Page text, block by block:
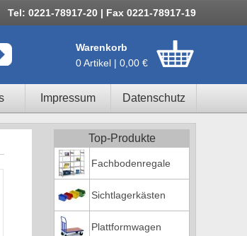
Tel: 0221-78917-20 | Fax 0221-78917-19
Warenkorb
0 Artikel | 0,00 €
Impressum Datenschutz
Top-Produkte
Fachbodenregale
Sichtlagerkästen
Plattformwagen